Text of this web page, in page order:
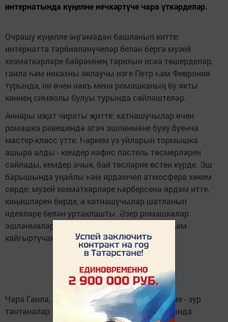
интернатында күңелне нечкәртүче чара үткәрделәр.
Очрашу күңелле әңгәмәдән башланып китте:
интернатта тәрбияләнүчеләр белән бергә музей
хезмәткәрләре бәйрәмнең тарихын искә төшерделәр,
гаилә һәм никахны яклаучы изге Петр һәм Феврония
турында, ни өчен нәкъ менә ромашканың бу якты
көннең символы булуы турында сөйләштеләр.
Аннары иҗат чираты җитте: катнашучылар өчен
ромашка рәвешендә агач эшләнмәне буяу буенча
мастер-класс үтте. Һәркем үз уйларын тормышка
ашыра алды - кемдер нәфис пастель төсмерләрен
сайлады, кемдер ачык, бай төсләрне өстен күрде. Эш
барышында уңайлы һәм ярдәмчел атмосфера хөкем
сөрде: музей хезмәткәрләре һәрберсенә ярдәм итте,
киңәшләрен бирде, ә катнашучылар шатланып
идеяләре белән уртаклашты. Әзер ромашкалар
эшләнмәләр генә түгел, ә бәлки җылылык һәм
кайгыртучанлык символына әверелде.
Чара Гаилә, мәхәббәт һәм тугрылык бәйрәме - зур
тантаналар турында гына түгел, ә аның янында